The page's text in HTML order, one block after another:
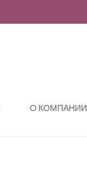
О КОМПАНИИ